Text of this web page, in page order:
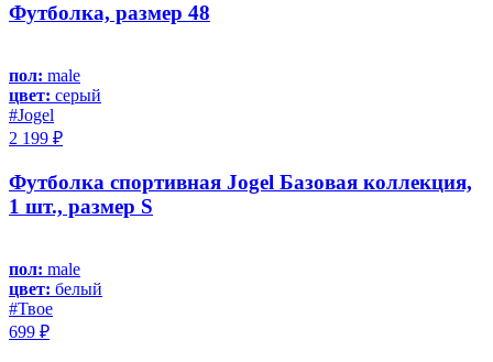
Футболка, размер 48
пол: male
цвет: серый
#Jоgel
2 199 ₽
Футболка спортивная Jogel Базовая коллекция,
1 шт., размер S
пол: male
цвет: белый
#Твое
699 ₽